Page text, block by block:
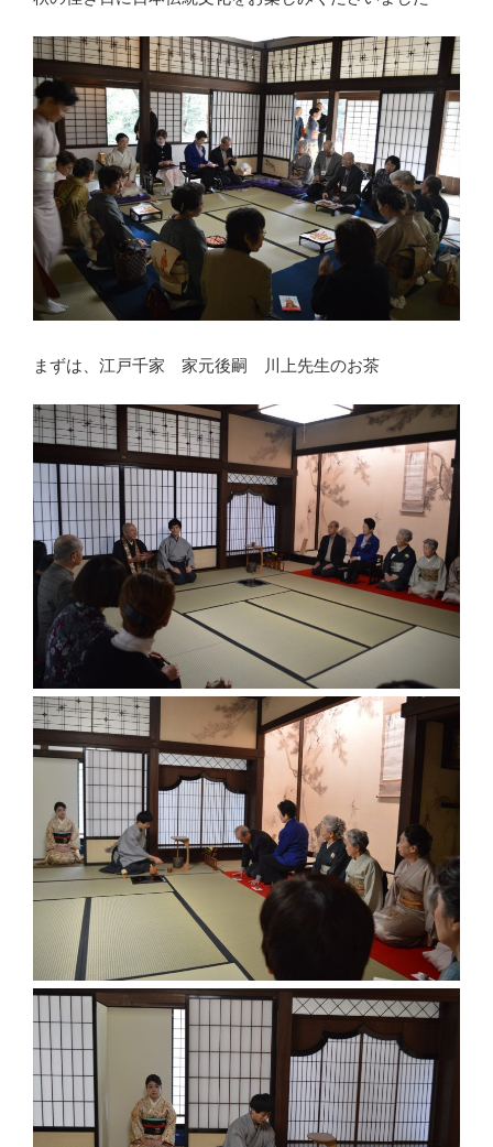
まずは、江戸千家 家元後嗣 川上先生のお茶